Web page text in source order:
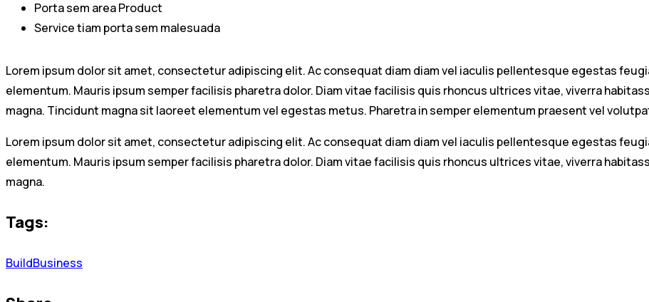
Porta sem area Product
Service tiam porta sem malesuada
Lorem ipsum dolor sit amet, consectetur adipiscing elit. Ac consequat diam diam vel iaculis pellentesque egestas
elementum. Mauris ipsum semper facilisis pharetra dolor. Diam vitae facilisis quis rhoncus ultrices vitae, viverra
magna. Tincidunt magna sit laoreet elementum vel egestas metus. Pharetra in semper elementum praesent vel
Lorem ipsum dolor sit amet, consectetur adipiscing elit. Ac consequat diam diam vel iaculis pellentesque egestas
elementum. Mauris ipsum semper facilisis pharetra dolor. Diam vitae facilisis quis rhoncus ultrices vitae, viverra
magna.
Tags:
BuildBusiness